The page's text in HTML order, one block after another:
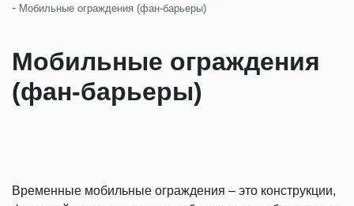
- Мобильные ограждения (фан-барьеры)
Мобильные ограждения
(фан-барьеры)
Временные мобильные ограждения – это конструкции,